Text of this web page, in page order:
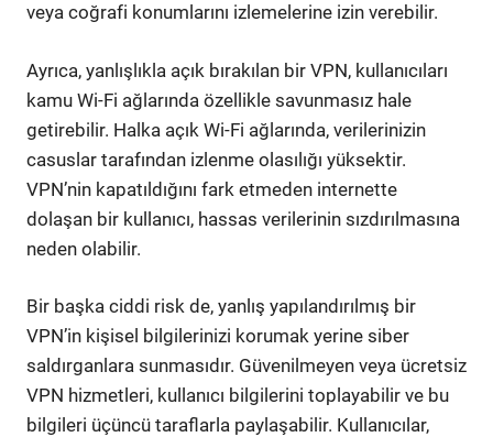
veya coğrafi konumlarını izlemelerine izin verebilir.
Ayrıca, yanlışlıkla açık bırakılan bir VPN, kullanıcıları
kamu Wi-Fi ağlarında özellikle savunmasız hale
getirebilir. Halka açık Wi-Fi ağlarında, verilerinizin
casuslar tarafından izlenme olasılığı yüksektir.
VPN’nin kapatıldığını fark etmeden internette
dolaşan bir kullanıcı, hassas verilerinin sızdırılmasına
neden olabilir.
Bir başka ciddi risk de, yanlış yapılandırılmış bir
VPN’in kişisel bilgilerinizi korumak yerine siber
saldırganlara sunmasıdır. Güvenilmeyen veya ücretsiz
VPN hizmetleri, kullanıcı bilgilerini toplayabilir ve bu
bilgileri üçüncü taraflarla paylaşabilir. Kullanıcılar,